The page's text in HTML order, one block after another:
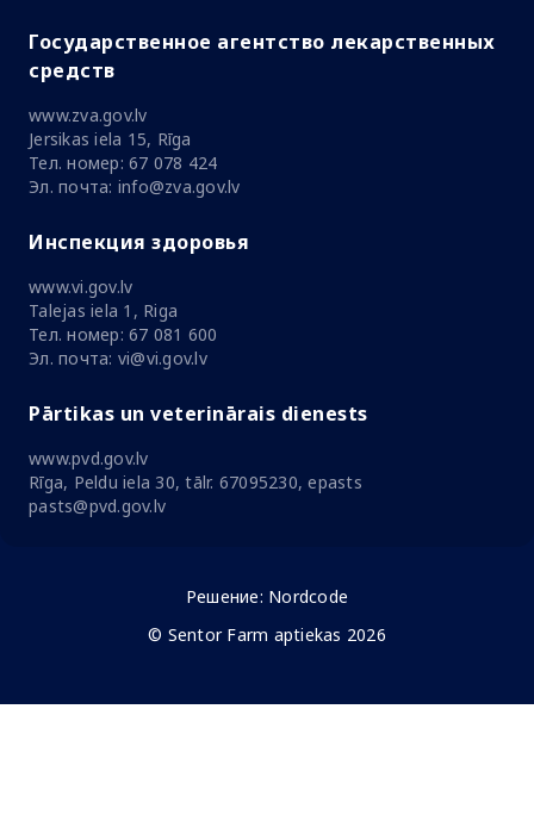
Государственное агентство лекарственных
средств
www.zva.gov.lv
Jersikas iela 15, Rīga
Тел. номер: 67 078 424
Эл. почта: info@zva.gov.lv
Инспекция здоровья
www.vi.gov.lv
Talejas iela 1, Riga
Тел. номер: 67 081 600
Эл. почта: vi@vi.gov.lv
Pārtikas un veterinārais dienests
www.pvd.gov.lv
Rīga, Peldu iela 30, tālr. 67095230, epasts
pasts@pvd.gov.lv
Решение: Nordcode
© Sentor Farm aptiekas 2026